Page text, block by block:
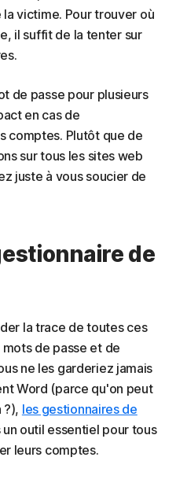
victime. Pour trouver où
il suffit de la tenter sur
de passe pour plusieurs
en cas de
comptes. Plutôt que de
sur tous les sites web
juste à vous soucier de
de
la trace de toutes ces
de passe et de
ne les garderiez jamais
Word (parce qu'on peut
?), les gestionnaires de
outil essentiel pour tous
leurs comptes.